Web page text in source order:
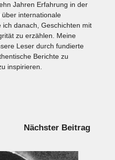
Jahren Erfahrung in der
internationale
ich danach, Geschichten mit
zu erzählen. Meine
Leser durch fundierte
Berichte zu
inspirieren.
Nächster Beitrag